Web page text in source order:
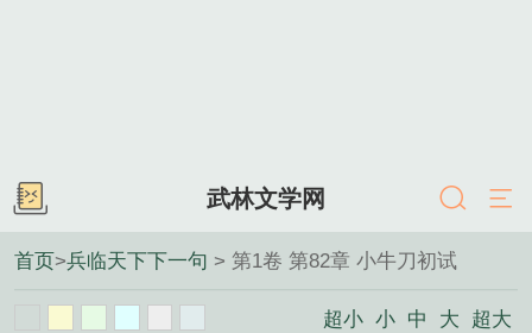
武林文学网
首页>兵临天下下一句 > 第1卷 第82章 小牛刀初试
超小 小 中 大 超大